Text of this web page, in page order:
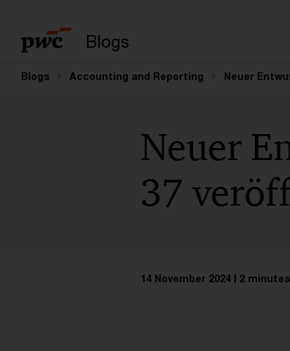
Blogs
Blogs Accounting and Reporting Neuer
Neuer
37
14 November 2024 2